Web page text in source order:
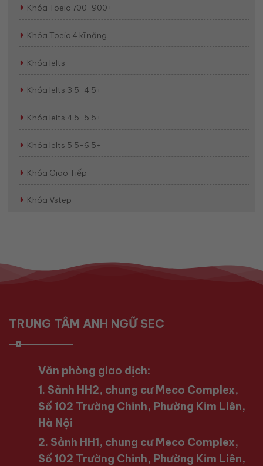
Khóa Toeic 700-900+
Khóa Toeic 4 kĩ năng
Khóa Ielts
Khóa Ielts 3.5-4.5+
Khóa Ielts 4.5-5.5+
Khóa Ielts 5.5-6.5+
Khóa Giao Tiếp
Khóa Vstep
TRUNG TÂM ANH NGỮ SEC
Văn phòng giao dịch:
1. Sảnh HH2, chung cư Meco Complex,
Số 102 Trường Chinh, Phường Kim Liên,
Hà Nội
2. Sảnh HH1, chung cư Meco Complex,
Số 102 Trường Chinh, Phường Kim Liên,